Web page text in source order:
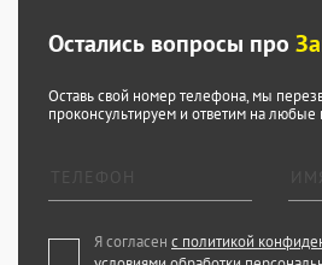
Остались вопросы про
Оставь свой номер телефона, мы
проконсультируем и ответим на любые
Я согласен с политикой